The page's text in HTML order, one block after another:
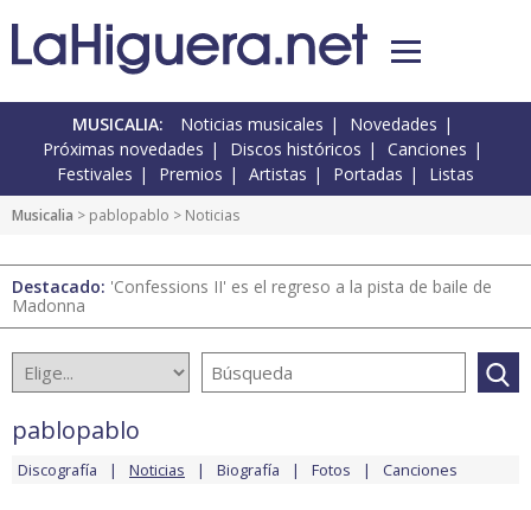
MUSICALIA: Noticias musicales
Novedades
Próximas novedades
Discos históricos
Canciones
Festivales
Premios Artistas Portadas Listas
Musicalia > pablopablo > Noticias
Destacado: 'Confessions II' es el regreso a la pista de baile de
Madonna
pablopablo
Discografía Noticias Biografía Fotos Canciones